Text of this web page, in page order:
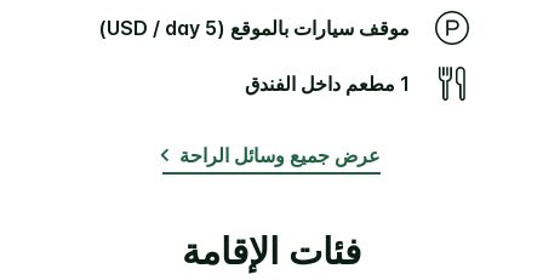
موقف سيارات بالموقع (5 USD / day)
1 مطعم داخل الفندق
عرض جميع وسائل الراحة
فئات الإقامة